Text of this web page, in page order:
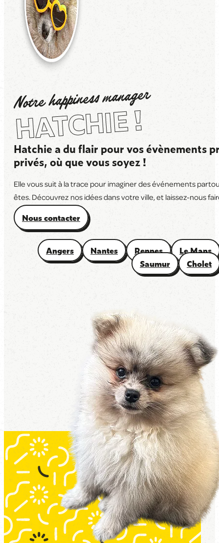
Notre happiness manager
HATCHIE !
Hatchie a du flair pour vos évènements
privés, où que vous soyez !
Elle vous suit à la trace pour imaginer des événements
êtes. Découvrez nos idées dans votre ville, et laissez-nous
Nous contacter
Angers Nantes Rennes
Le Mans
Saumur
Cholet